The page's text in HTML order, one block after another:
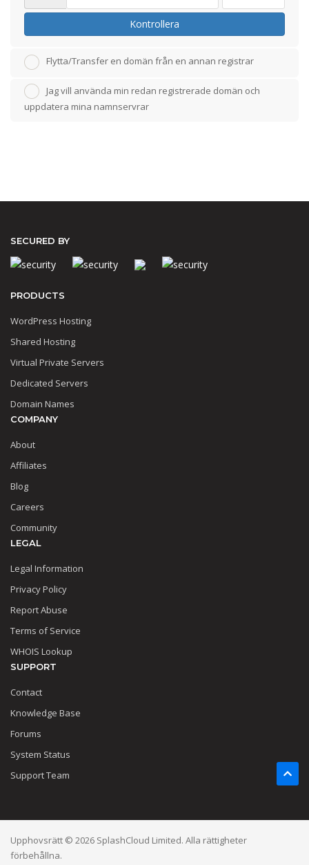
Kontrollera
Flytta/Transfer en domän från en annan registrar
Jag vill använda min redan registrerade domän och
uppdatera mina namnservrar
SECURED BY
PRODUCTS
WordPress Hosting
Shared Hosting
Virtual Private Servers
Dedicated Servers
Domain Names
COMPANY
About
Affiliates
Blog
Careers
Community
LEGAL
Legal Information
Privacy Policy
Report Abuse
Terms of Service
WHOIS Lookup
SUPPORT
Contact
Knowledge Base
Forums
System Status
Support Team
Upphovsrätt © 2026 SplashCloud Limited. Alla rättigheter
förbehållna.